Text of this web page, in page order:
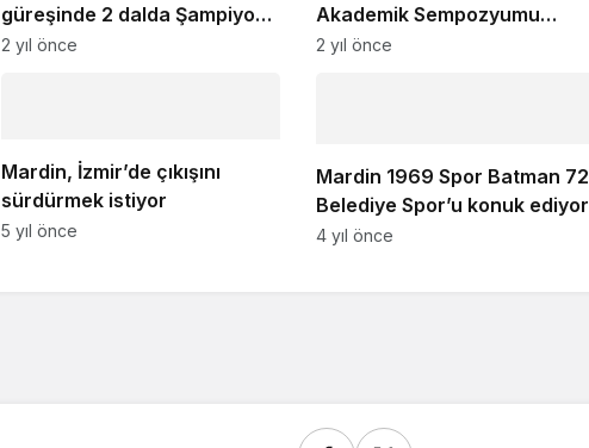
güreşinde 2 dalda Şampiyon
oldu
2 yıl önce
Akademik Sempozyumu
Mardin’de düzenlendi
2 yıl önce
Mardin, İzmir’de çıkışını
sürdürmek istiyor
5 yıl önce
Mardin 1969 Spor Batman 72
Belediye Spor’u konuk ediyor
4 yıl önce